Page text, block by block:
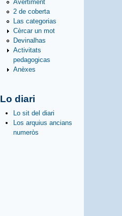
Avertiment
2 de coberta
Las categorias
Cèrcar un mot
Devinalhas
Activitats
pedagogicas
Anèxes
Lo diari
Lo sit del diari
Los arquius ancians
numeròs